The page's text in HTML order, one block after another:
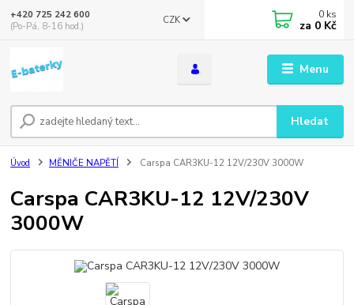
Menu
CZK
Hledat
+420 725 242 600
(Po-Pá, 8-16 hod.)
0 ks
za 0 Kč
Úvod MĚNIČE NAPĚTÍ Carspa CAR3KU-12 12V/230V 3000W
Carspa CAR3KU-12 12V/230V
3000W